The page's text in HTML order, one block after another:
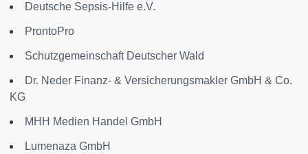
Deutsche Sepsis-Hilfe e.V.
ProntoPro
Schutzgemeinschaft Deutscher Wald
Dr. Neder Finanz- & Versicherungsmakler GmbH & Co.
KG
MHH Medien Handel GmbH
Lumenaza GmbH